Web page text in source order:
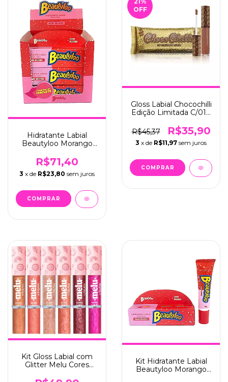
Hidratante Labial
Beautyloo Morango
(FB468)
R$71,40
3 x de R$23,80 sem juros
OFF
Gloss Labial Chocochilli
Edição Limitada C/01 -
R$45,37
R$35,90
3 x de R$11,97 sem juros
Kit Gloss Labial com
Glitter Melu Cores
Kit Hidratante Labial
Beautyloo Morango